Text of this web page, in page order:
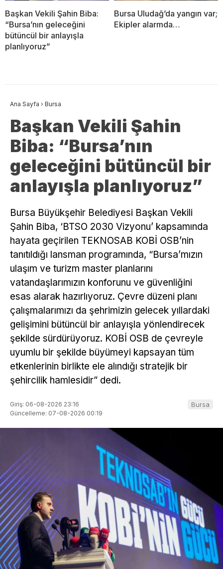
Başkan Vekili Şahin Biba:
“Bursa’nın geleceğini
bütüncül bir anlayışla
planlıyoruz”
Bursa Uludağ’da yangın var;
Ekipler alarmda…
Ana Sayfa › Bursa
Başkan Vekili Şahin
Biba: “Bursa’nın
geleceğini bütüncül bir
anlayışla planlıyoruz”
Bursa Büyükşehir Belediyesi Başkan Vekili
Şahin Biba, ‘BTSO 2030 Vizyonu’ kapsamında
hayata geçirilen TEKNOSAB KOBİ OSB’nin
tanıtıldığı lansman programında, “Bursa’mızın
ulaşım ve turizm master planlarını
vatandaşlarımızın konforunu ve güvenliğini
esas alarak hazırlıyoruz. Çevre düzeni planı
çalışmalarımızı da şehrimizin gelecek yıllardaki
gelişimini bütüncül bir anlayışla yönlendirecek
şekilde sürdürüyoruz. KOBİ OSB de çevreyle
uyumlu bir şekilde büyümeyi kapsayan tüm
etkenlerinin birlikte ele alındığı stratejik bir
şehircilik hamlesidir” dedi.
Giriş: 06-08-2026 23:16
Güncelleme: 07-08-2026 00:19
Bursa